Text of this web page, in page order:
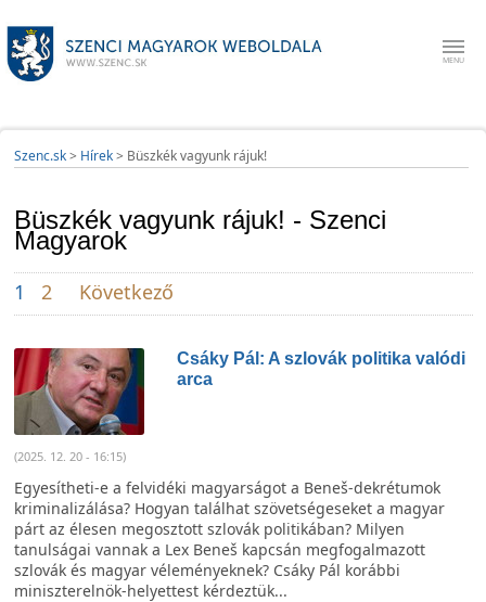
Szenc.sk> Hírek> Büszkék vagyunk rájuk!
Büszkék vagyunk rájuk! - Szenci
Magyarok
1 2 Következő
Csáky Pál: A szlovák politika valódi
arca
(2025. 12. 20 - 16:15)
Egyesítheti-e a felvidéki magyarságot a Beneš-dekrétumok
kriminalizálása? Hogyan találhat szövetségeseket a magyar
párt az élesen megosztott szlovák politikában? Milyen
tanulságai vannak a Lex Beneš kapcsán megfogalmazott
szlovák és magyar véleményeknek? Csáky Pál korábbi
miniszterelnök-helyettest kérdeztük...